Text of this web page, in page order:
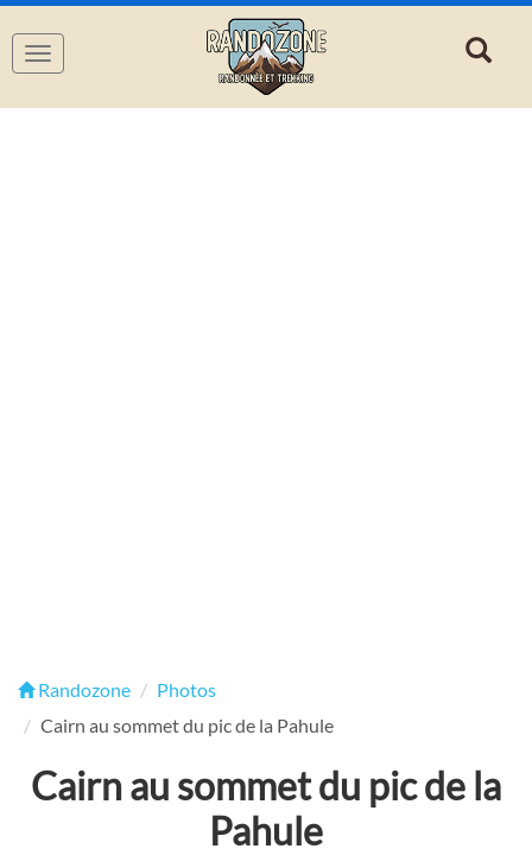
Navigation
Randozone
Photos
Cairn au sommet du pic de la Pahule
Cairn au sommet du pic de la
Pahule